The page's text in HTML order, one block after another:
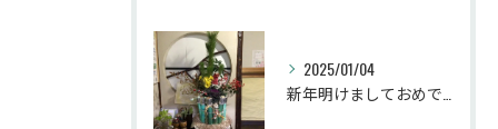
2025/01/04